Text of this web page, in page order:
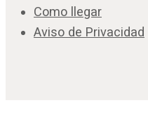
Como llegar
Aviso de Privacidad